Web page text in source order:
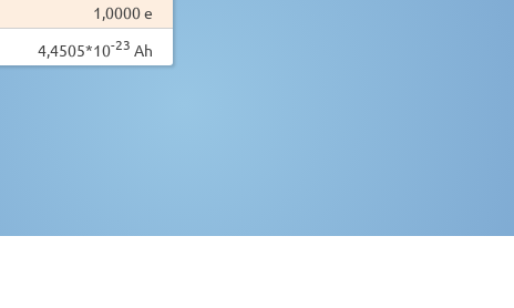
1,0000 e
4,4505*10-23 Ah